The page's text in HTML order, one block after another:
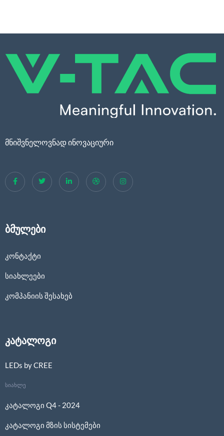
მნიშვნელოვნად ინოვაციური
ბმულები
კონტაქტი
სიახლეები
კომპანიის შესახებ
კატალოგი
LEDs by CREE
სიახლე
კატალოგი Q4 - 2024
კატალოგი მზის სისტემები